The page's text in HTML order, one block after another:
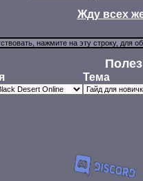
Жду всех
Тема